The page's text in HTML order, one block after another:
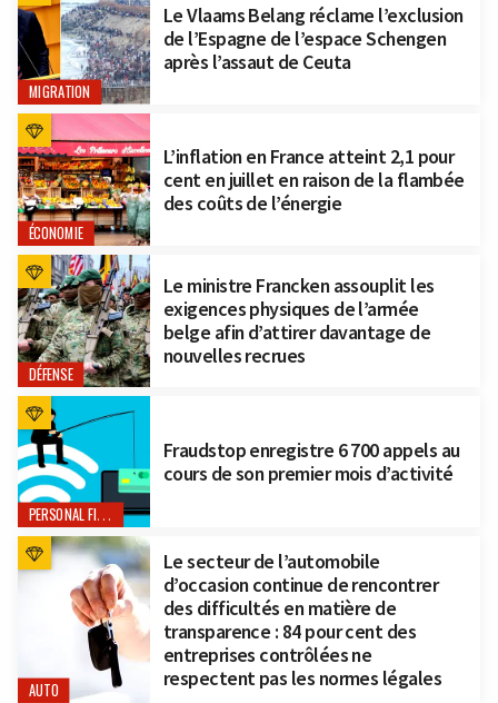
MIGRATION
Le Vlaams Belang réclame l’exclusion
de l’Espagne de l’espace Schengen
après l’assaut de Ceuta
ÉCONOMIE
L’inflation en France atteint 2,1 pour
cent en juillet en raison de la flambée
des coûts de l’énergie
DÉFENSE
Le ministre Francken assouplit les
exigences physiques de l’armée
belge afin d’attirer davantage de
nouvelles recrues
PERSONAL FINANCE
Fraudstop enregistre 6 700 appels au
cours de son premier mois d’activité
AUTO
Le secteur de l’automobile
d’occasion continue de rencontrer
des difficultés en matière de
transparence : 84 pour cent des
entreprises contrôlées ne
respectent pas les normes légales